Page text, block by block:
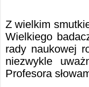
Z wielkim
Wielkiego
rady naukowej
niezwykle
Profesora